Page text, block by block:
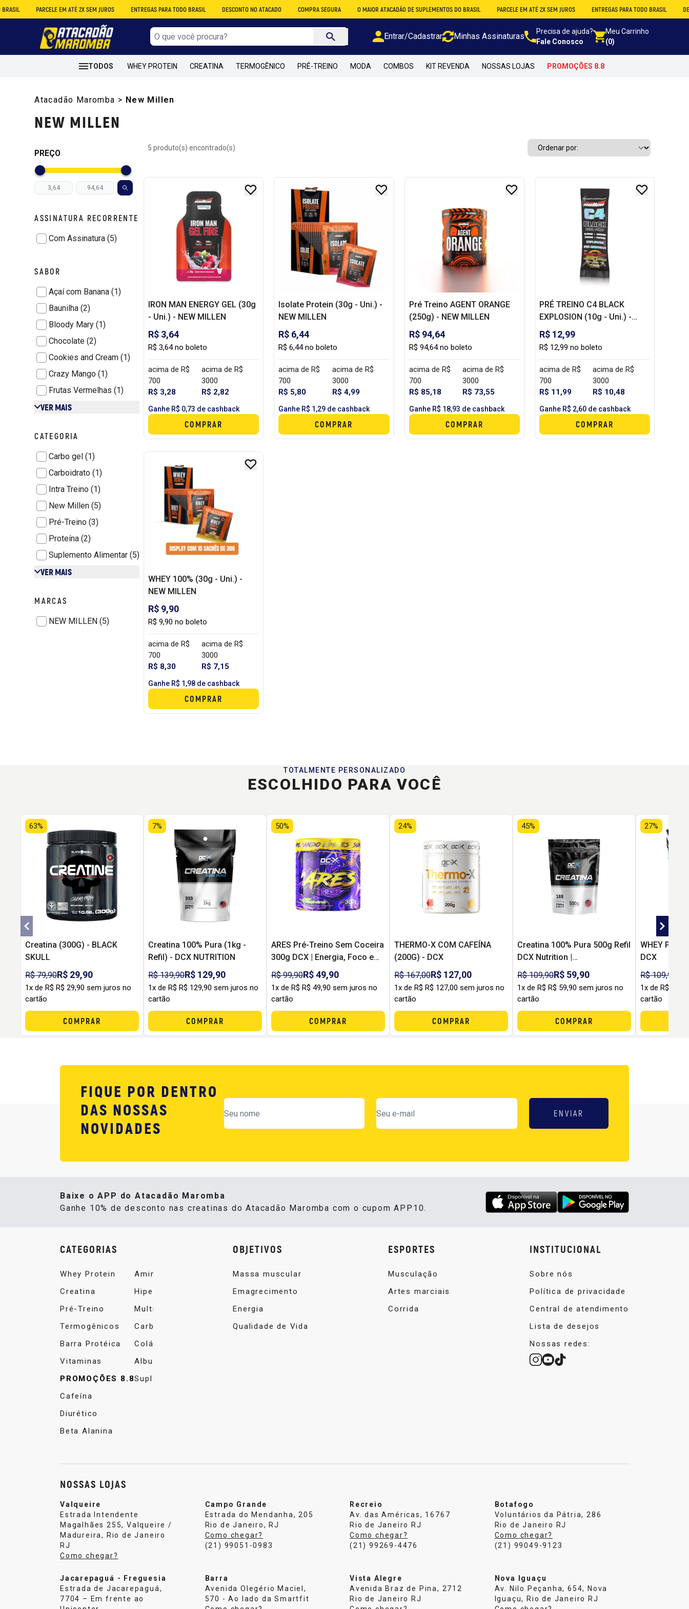
PARCELE EM ATÉ 2X SEM JUROS ENTREGAS PARA TODO BRASIL DESCONTO NO ATACADO COMPRA SEGURA O MAIOR ATACADÃO DE SUPLEMENTOS DO BRASIL PARCELE EM ATÉ 2X SEM JUROS ENTREGAS PARA TODO BRASIL
Entrar/Cadastrar Minhas Assinaturas
Precisa de ajuda?
Fale Conosco
Meu Carrinho
(0)
TODOS WHEY PROTEIN CREATINA TERMOGÊNICO PRÉ-TREINO MODA COMBOS KIT REVENDA NOSSAS LOJAS PROMOÇÕES 8.8
Atacadão Maromba > New Millen
NEW MILLEN
PREÇO
ASSINATURA RECORRENTE
Com Assinatura (5)
SABOR
Açaí com Banana (1)
Baunilha (2)
Bloody Mary (1)
Chocolate (2)
Cookies and Cream (1)
Crazy Mango (1)
Frutas Vermelhas (1)
VER MAIS
CATEGORIA
Carbo gel (1)
Carboidrato (1)
Intra Treino (1)
New Millen (5)
Pré-Treino (3)
Proteína (2)
Suplemento Alimentar (5)
VER MAIS
MARCAS
NEW MILLEN (5)
5 produto(s) encontrado(s)
IRON MAN ENERGY GEL (30g
- Uni.) - NEW MILLEN
R$ 3,64
R$ 3,64 no boleto
acima de R$
700
R$ 3,28
acima de R$
3000
R$ 2,82
Ganhe R$ 0,73 de cashback
COMPRAR
Isolate Protein (30g - Uni.) -
NEW MILLEN
R$ 6,44
R$ 6,44 no boleto
acima de R$
700
R$ 5,80
acima de R$
3000
R$ 4,99
Ganhe R$ 1,29 de cashback
COMPRAR
Pré Treino AGENT ORANGE
(250g) - NEW MILLEN
R$ 94,64
R$ 94,64 no boleto
acima de R$
700
R$ 85,18
acima de R$
3000
R$ 73,55
Ganhe R$ 18,93 de cashback
COMPRAR
PRÉ TREINO C4 BLACK
EXPLOSION (10g - Uni.) -
NEW MILLEN
R$ 12,99
R$ 12,99 no boleto
acima de R$
700
R$ 11,99
acima de R$
3000
R$ 10,48
Ganhe R$ 2,60 de cashback
COMPRAR
WHEY 100% (30g - Uni.) -
NEW MILLEN
R$ 9,90
R$ 9,90 no boleto
acima de R$
700
R$ 8,30
acima de R$
3000
R$ 7,15
Ganhe R$ 1,98 de cashback
COMPRAR
TOTALMENTE PERSONALIZADO
ESCOLHIDO PARA VOCÊ
Creatina (300G) - BLACK
SKULL
R$ 79,90R$ 29,90
63%
1x de R$ R$ 29,90 sem juros no
cartão
COMPRAR
Creatina 100% Pura (1kg -
Refil) - DCX NUTRITION
R$ 139,90R$ 129,90
7%
1x de R$ R$ 129,90 sem juros no
cartão
COMPRAR
ARES Pré-Treino Sem Coceira
300g DCX | Energia, Foco e
Pump sem Formigamento
R$ 99,90R$ 49,90
50%
1x de R$ R$ 49,90 sem juros no
cartão
COMPRAR
THERMO-X COM CAFEÍNA
(200G) - DCX
R$ 167,00R$ 127,00
24%
1x de R$ R$ 127,00 sem juros no
cartão
COMPRAR
Creatina 100% Pura 500g Refil
DCX Nutrition |
Monohidratada para Força,
Performance e Custo-
Benefício
R$ 109,90R$ 59,90
45%
1x de R$ R$ 59,90 sem juros no
cartão
COMPRAR
WHEY PRO
DCX
R$ 109,90
27%
1x de R$ R$
cartão
FIQUE POR DENTRO
DAS NOSSAS
NOVIDADES
ENVIAR
Baixe o APP do Atacadão Maromba
Ganhe 10% de desconto nas creatinas do Atacadão Maromba com o cupom APP10.
CATEGORIAS
Whey Protein
Creatina
Pré-Treino
Termogênicos
Barra Protéica
Vitaminas
PROMOÇÕES 8.8
Cafeína
Diurético
Beta Alanina
Aminoácidos
Hipercalórico
Multivitamínico
Carboidrato
Colágeno
Albumina
Suplemento Alimentar
OBJETIVOS
Massa muscular
Emagrecimento
Energia
Qualidade de Vida
ESPORTES
Musculação
Artes marciais
Corrida
INSTITUCIONAL
Sobre nós
Política de privacidade
Central de atendimento
Lista de desejos
Nossas redes:
NOSSAS LOJAS
Valqueire
Estrada Intendente
Magalhães 255, Valqueire /
Madureira, Rio de Janeiro
RJ
Como chegar?
Campo Grande
Estrada do Mendanha, 205
Rio de Janeiro, RJ
Como chegar?
(21) 99051-0983
Recreio
Av. das Américas, 16767
Rio de Janeiro RJ
Como chegar?
(21) 99269-4476
Botafogo
Voluntários da Pátria, 286
Rio de Janeiro RJ
Como chegar?
(21) 99049-9123
Jacarepaguá - Freguesia
Estrada de Jacarepaguá,
7704 – Em frente ao
Barra
Avenida Olegério Maciel,
570 - Ao lado da Smartfit
Vista Alegre
Avenida Braz de Pina, 2712
Rio de Janeiro RJ
Nova Iguaçu
Av. Nilo Peçanha, 654, Nova
Iguaçu, Rio de Janeiro RJ